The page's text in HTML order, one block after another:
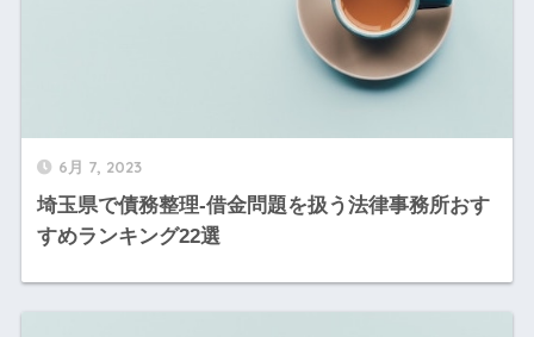
6月 7, 2023
埼玉県で債務整理-借金問題を扱う法律事務所おす
すめランキング22選